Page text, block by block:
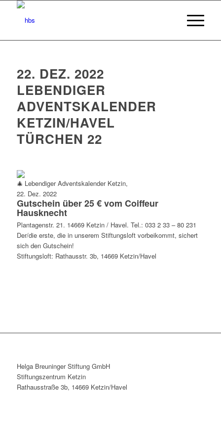
22. DEZ. 2022
LEBENDIGER
ADVENTSKALENDER
KETZIN/HAVEL
TÜRCHEN 22
Lebendiger Adventskalender Ketzin,
22. Dez. 2022
Gutschein über 25 € vom Coiffeur
Hausknecht
Plantagenstr. 21. 14669 Ketzin / Havel. Tel.: 033 2 33 – 80 231
Der/die erste, die in unserem Stiftungsloft vorbeikommt, sichert
sich den Gutschein!
Stiftungsloft: Rathausstr. 3b, 14669 Ketzin/Havel
Helga Breuninger Stiftung GmbH
Stiftungszentrum Ketzin
Rathausstraße 3b, 14669 Ketzin/Havel